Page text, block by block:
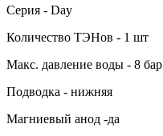
Серия - Day
Количество ТЭНов - 1 шт
Макс. давление воды - 8 бар
Подводка - нижняя
Магниевый анод -да